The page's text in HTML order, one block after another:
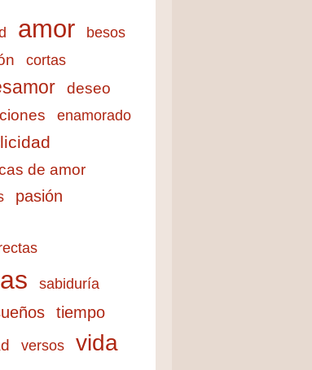
amor besos
cortas
deseo
enamorado
de amor
pasión
sabiduría
tiempo
versos vida